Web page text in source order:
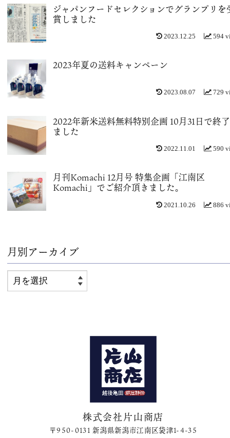
ジャパンフードセレクションでグランプリを
賞しました
594
2023.12.25
2023年夏の送料キャンペーン
729
2023.08.07
2022年新米送料無料特別企画 10月31日で終
ました
590
2022.11.01
月刊Komachi 12月号 特集企画「江南区
Komachi」でご紹介頂きました。
886
2021.10.26
月別アーカイブ
株式会社片山商店
〒950-0131 新潟県新潟市江南区袋津1-4-35